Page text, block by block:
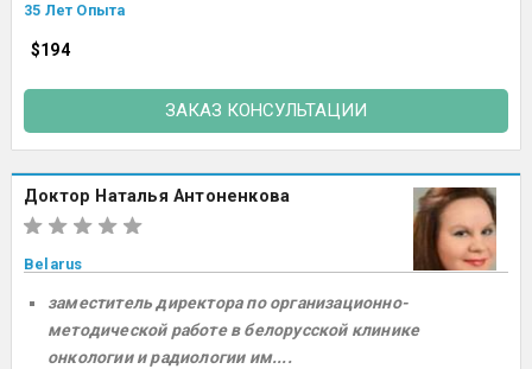
35 Лет Опыта
$194
ЗАКАЗ КОНСУЛЬТАЦИИ
Доктор Наталья Антоненкова
Belarus
заместитель директора по организационно-
методической работе в белорусской клинике
онкологии и радиологии им....